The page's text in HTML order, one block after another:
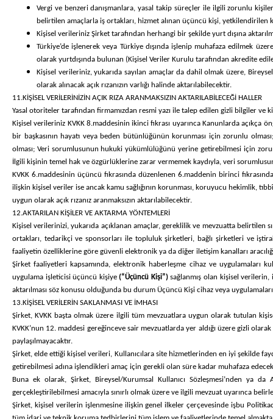
Vergi ve benzeri danışmanlara, yasal takip süreçler ile ilgili zorunlu
belirtilen amaçlarla iş ortakları, hizmet alınan üçüncü kişi, yetkilendirilen
Kişisel verileriniz Şirket tarafından herhangi bir şekilde yurt dışına
Türkiye’de işlenerek veya Türkiye dışında işlenip muhafaza edilmek
olarak yurtdışında bulunan (Kişisel Veriler Kurulu tarafından akredite
Kişisel verileriniz, yukarıda sayılan amaçlar da dahil olmak üzere,
olarak alınacak açık rızanızın varlığı halinde aktarılabilecektir.
11.KİŞİSEL VERİLERİNİZİN AÇIK RIZA ARANMAKSIZIN AKTARILABİLECEĞİ HALLER
Yasal otoriteler tarafından firmamızdan resmi yazı ile talep edilen gizli bilgiler ve
Kişisel verileriniz KVKK 8.maddesinin ikinci fıkrası uyarınca Kanunlarda açıkça
bir başkasının hayatı veya beden bütünlüğünün korunması için zorunlu
olması; Veri sorumlusunun hukuki yükümlülüğünü yerine getirebilmesi için
İlgili kişinin temel hak ve özgürlüklerine zarar vermemek kaydıyla, veri
KVKK 6.maddesinin üçüncü fıkrasında düzenlenen 6.maddenin birinci
ilişkin kişisel veriler ise ancak kamu sağlığının korunması, koruyucu hekimlik,
uygun olarak açık rızanız aranmaksızın aktarılabilecektir.
12.AKTARILAN KİŞİLER VE AKTARMA YÖNTEMLERİ
Kişisel verilerinizi, yukarıda açıklanan amaçlar, gereklilik ve mevzuatta
ortakları, tedarikçi ve sponsorları ile topluluk şirketleri, bağlı şirketleri ve
faaliyetin özelliklerine göre güvenli elektronik ya da diğer iletişim kanalları
Şirket faaliyetleri kapsamında, elektronik haberleşme cihaz ve uygulamaları
uygulama işleticisi üçüncü kişiye(“Üçüncü Kişi”)sağlanmış olan kişisel
aktarılması söz konusu olduğunda bu durum Üçüncü Kişi cihaz veya
13.KİŞİSEL VERİLERİN SAKLANMASI VE İMHASI
Şirket, KVKK başta olmak üzere ilgili tüm mevzuatlara uygun olarak tutulan
KVKK’nun 12. maddesi gereğinceve sair mevzuatlarda yer aldığı üzere gizli
paylaşılmayacaktır.
Şirket, elde ettiği kişisel verileri, Kullanıcılara site hizmetlerinden en iyi şekilde
getirebilmesi adına işlendikleri amaç için gerekli olan süre kadar muhafaza
Buna ek olarak, Şirket, Bireysel/Kurumsal Kullanıcı Sözleşmesi’nden ya
gerçekleştirilebilmesi amacıyla sınırlı olmak üzere ve ilgili mevzuat uyarınca
Şirket, kişisel verilerin işlenmesine ilişkin genel ilkeler çerçevesinde işbu